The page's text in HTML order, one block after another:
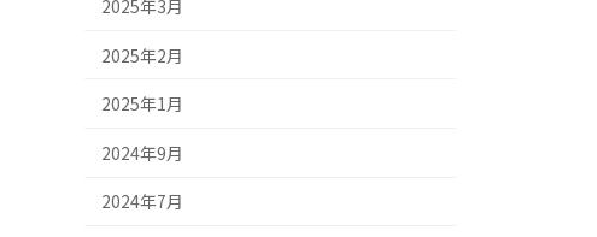
2025年3月
2025年2月
2025年1月
2024年9月
2024年7月